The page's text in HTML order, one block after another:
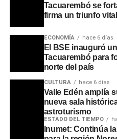
Tacuarembó se
firma un triunfo
ECONOMÍA hace 6 días
El BSE inauguró
Tacuarembó para
norte del país
CULTURA hace 6 días
Valle Edén amplía
nueva sala
astroturismo
ESTADO DEL TIEMPO
Inumet: Continúa